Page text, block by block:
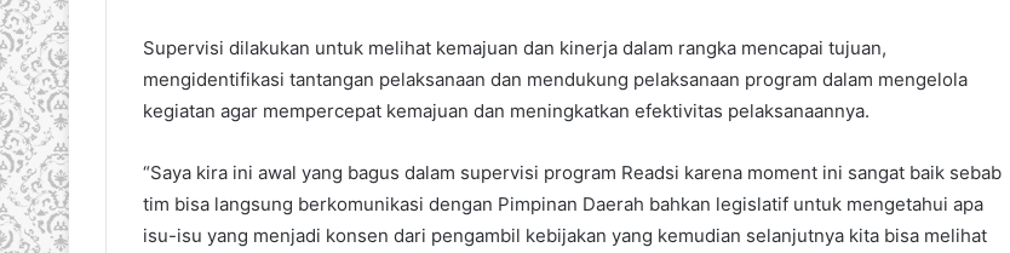
Supervisi dilakukan untuk melihat kemajuan dan kinerja dalam rangka mencapai tujuan,
mengidentifikasi tantangan pelaksanaan dan mendukung pelaksanaan program dalam mengelola
kegiatan agar mempercepat kemajuan dan meningkatkan efektivitas pelaksanaannya.
“Saya kira ini awal yang bagus dalam supervisi program Readsi karena moment ini sangat baik sebab
tim bisa langsung berkomunikasi dengan Pimpinan Daerah bahkan legislatif untuk mengetahui apa
isu-isu yang menjadi konsen dari pengambil kebijakan yang kemudian selanjutnya kita bisa melihat